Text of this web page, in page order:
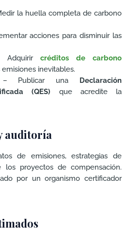
la huella completa de carbono
acciones para disminuir las
créditos de carbono
inevitables.
Publicar una Declaración
(QES) que acredite la
auditoría
de emisiones, estrategias de
proyectos de compensación.
por un organismo certificador